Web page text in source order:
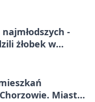
-
żłobek w
Miasto